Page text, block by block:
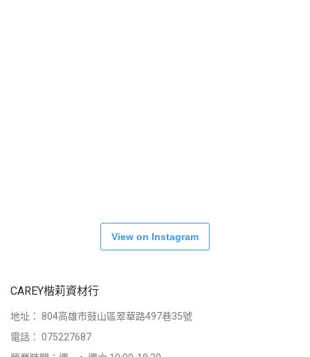
View on Instagram
CAREY楷莉資材行
地址： 804高雄市鼓山區翠華路497巷35號
電話： 075227687